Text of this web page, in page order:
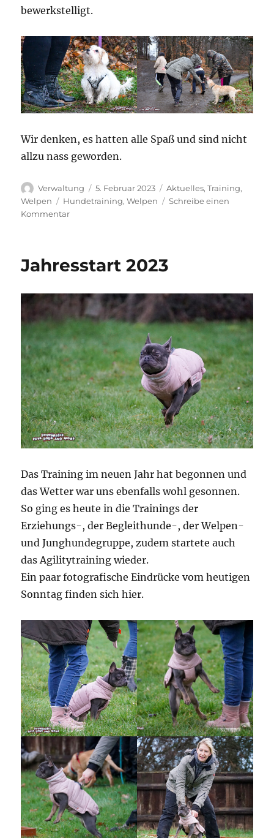
bewerkstelligt.
Wir denken, es hatten alle Spaß und sind nicht
allzu nass geworden.
Autor
Verwaltung
Veröffentlicht
am
5. Februar 2023 Kategorien
Aktuelles,Training,
Welpen
Schlagwörter
Hundetraining,Welpen
Schreibe einen
Kommentarzu
Jahresstart 2023
Das Training im neuen Jahr hat begonnen und
das Wetter war uns ebenfalls wohl gesonnen.
So ging es heute in die Trainings der
Erziehungs-, der Begleithunde-, der Welpen-
und Junghundegruppe, zudem startete auch
das Agilitytraining wieder.
Ein paar fotografische Eindrücke vom heutigen
Sonntag finden sich hier.